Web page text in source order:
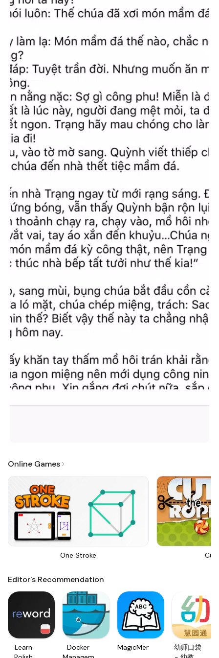
Tiên sư thằng Bảo Thái!
Trí nhớ
Tấm hay cám
Từng gặp chưa?
Vay Tiền Chúa Liễu
Ông Nọ Bà Kia
Ông Nọ Bà Kia
Ăn Trộm Mèo
Được khối tiền
Đầu Bằng Cái Bồ
Ấn tượng
Online Games
One Stroke Cut
Editor's Recommendation
Learn
Docker
MagicMemo
幼师口袋